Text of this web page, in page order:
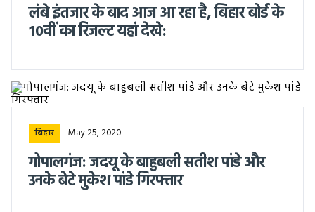
लंबे इंतजार के बाद आज आ रहा है, बिहार बोर्ड के
10वीं का रिजल्ट यहां देखे:
बिहार May 25, 2020
गोपालगंज: जदयू के बाहुबली सतीश पांडे और
उनके बेटे मुकेश पांडे गिरफ्तार